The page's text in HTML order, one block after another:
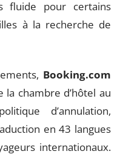
fluide pour certains
à la recherche de
Booking.com
chambre d’hôtel au
d’annulation,
en 43 langues
internationaux.